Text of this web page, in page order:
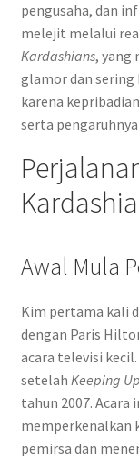
pengusaha, dan
melejit melalui
Kardashians, yang
glamor dan
karena
serta
Awal Mula
Kim pertama kali
dengan Paris
acara televisi
setelah Keeping
tahun 2007.
memperkenalkan
pemirsa dan